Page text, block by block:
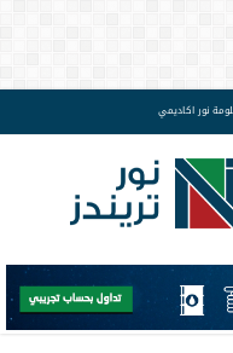
نور اكاديمي